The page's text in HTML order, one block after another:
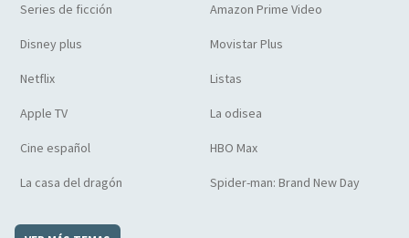
Series de ficción Amazon Prime Video
Disney plus Movistar Plus
Netflix Listas
Apple TV La odisea
Cine español HBO Max
La casa del dragón Spider-man: Brand New Day